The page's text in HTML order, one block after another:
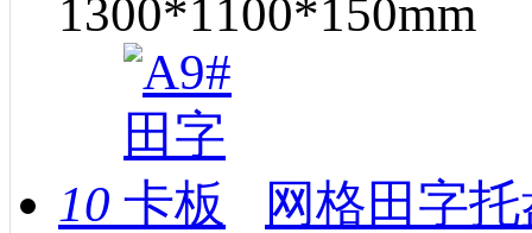
1300*1100*150mm
10
网格田字